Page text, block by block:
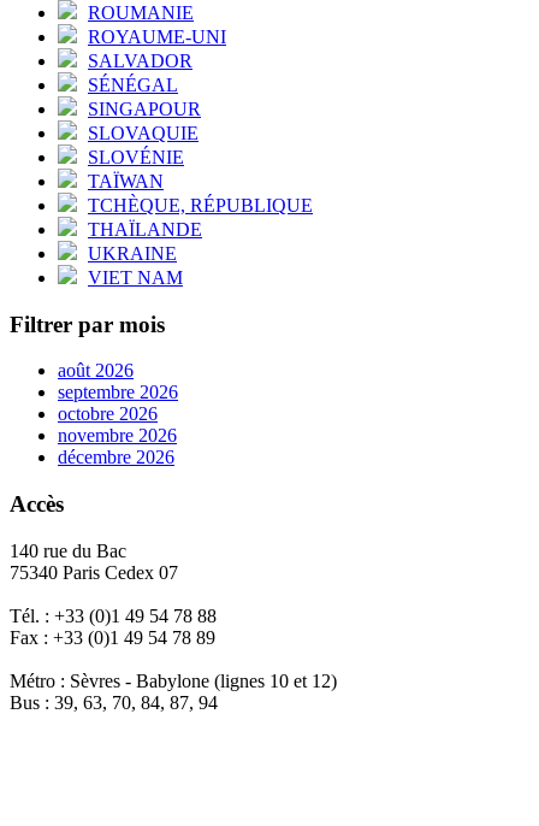
ROUMANIE
ROYAUME-UNI
SALVADOR
SÉNÉGAL
SINGAPOUR
SLOVAQUIE
SLOVÉNIE
TAÏWAN
TCHÈQUE, RÉPUBLIQUE
THAÏLANDE
UKRAINE
VIET NAM
Filtrer par mois
août 2026
septembre 2026
octobre 2026
novembre 2026
décembre 2026
Accès
140 rue du Bac
75340 Paris Cedex 07
Tél. : +33 (0)1 49 54 78 88
Fax : +33 (0)1 49 54 78 89
Métro : Sèvres - Babylone (lignes 10 et 12)
Bus : 39, 63, 70, 84, 87, 94